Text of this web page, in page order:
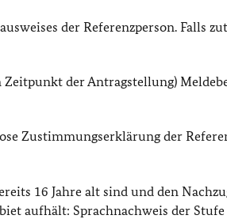
der Referenzperson. Falls
der Antragstellung)
Zustimmungserklärung der
16 Jahre alt sind und den
aufhält: Sprachnachweis der